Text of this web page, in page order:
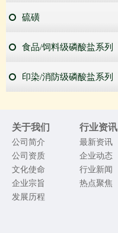
硫磺
食品/饲料级磷酸盐系列
印染/消防级磷酸盐系列
关于我们
公司简介
公司资质
文化使命
企业宗旨
发展历程
行业资讯
最新资讯
企业动态
行业新闻
热点聚焦